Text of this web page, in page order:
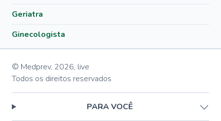
Geriatra
Ginecologista
© Medprev, 2026, live
Todos os direitos reservados
PARA VOCÊ